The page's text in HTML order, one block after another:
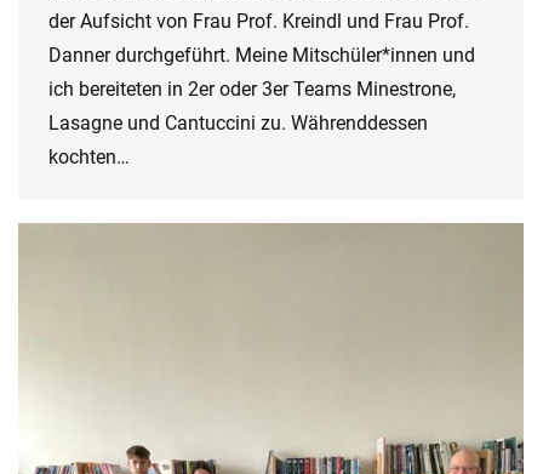
der Aufsicht von Frau Prof. Kreindl und Frau Prof.
Danner durchgeführt. Meine Mitschüler*innen und
ich bereiteten in 2er oder 3er Teams Minestrone,
Lasagne und Cantuccini zu. Währenddessen
kochten…